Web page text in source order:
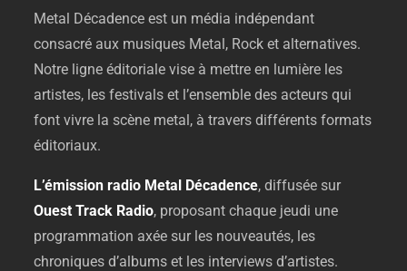
Metal Décadenceest un média indépendant
consacré aux musiques Metal, Rocket alternatives.
Notre ligneéditorialevise à mettreen lumière les
artistes, lesfestivalset l’ensembledes acteursqui
fontvivre la scène metal, àtraversdifférentsformats
éditoriaux.
L’émissionradio Metal Décadence,diffusée sur
OuestTrack Radio, proposantchaque jeudi une
programmation axée sur les nouveautés, les
chroniquesd’albumset les interviewsd’artistes.